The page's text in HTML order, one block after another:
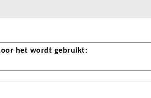
het wordt gebruikt: